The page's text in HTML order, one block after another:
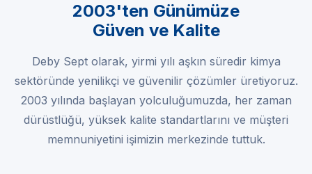
2003'ten Günümüze
Güven ve Kalite
Deby Sept olarak, yirmi yılı aşkın süredir kimya
sektöründe yenilikçi ve güvenilir çözümler üretiyoruz.
2003 yılında başlayan yolculuğumuzda, her zaman
dürüstlüğü, yüksek kalite standartlarını ve müşteri
memnuniyetini işimizin merkezinde tuttuk.